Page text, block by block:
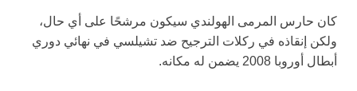
كان حارس المرمى الهولندي سيكون مرشحًا على أي حال،
ولكن إنقاذه في ركلات الترجيح ضد تشيلسي في نهائي دوري
أبطال أوروبا 2008 يضمن له مكانه.